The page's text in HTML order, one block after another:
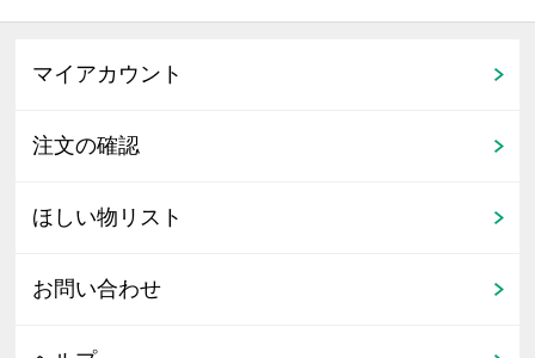
マイアカウント
注文の確認
ほしい物リスト
お問い合わせ